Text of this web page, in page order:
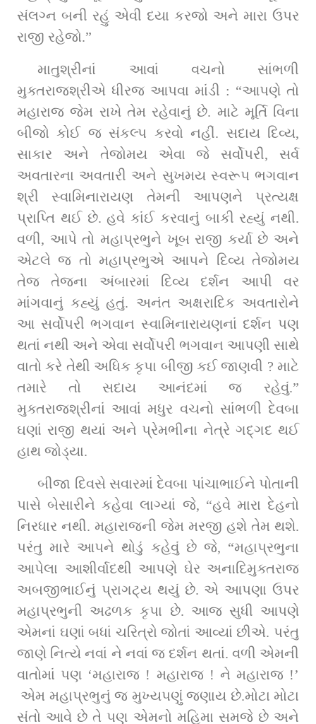
સંલગ્ન બની રહું એવી દયા કરજો અને મારા ઉપર
રાજી રહેજો.”
માતુશ્રીનાં આવાં વચનો સાંભળી
મુક્તરાજશ્રીએ ધીરજ આપવા માંડી : “આપણે તો
મહારાજ જેમ રાખે તેમ રહેવાનું છે. માટે મૂર્તિ વિના
બીજો કોઈ જ સંકલ્પ કરવો નહીં. સદાય દિવ્ય,
સાકાર અને તેજોમય એવા જે સર્વોપરી, સર્વ
અવતારના અવતારી અને સુખમય સ્વરૂપ ભગવાન
શ્રી સ્વામિનારાયણ તેમની આપણને પ્રત્યક્ષ
પ્રાપ્તિ થઈ છે. હવે કાંઈ કરવાનું બાકી રહ્યું નથી.
વળી, આપે તો મહાપ્રભુને ખૂબ રાજી કર્યા છે અને
એટલે જ તો મહાપ્રભુએ આપને દિવ્ય તેજોમય
તેજ તેજના અંબારમાં દિવ્ય દર્શન આપી વર
માંગવાનું કહ્યું હતું. અનંત અક્ષરાદિક અવતારોને
આ સર્વોપરી ભગવાન સ્વામિનારાયણનાં દર્શન પણ
થતાં નથી અને એવા સર્વોપરી ભગવાન આપણી સાથે
વાતો કરે તેથી અધિક કૃપા બીજી કઈ જાણવી ? માટે
તમારે તો સદાય આનંદમાં જ રહેવું.”
મુક્તરાજશ્રીનાં આવાં મધુર વચનો સાંભળી દેવબા
ઘણાં રાજી થયાં અને પ્રેમભીના નેત્રે ગદ્‌ગદ થઈ
હાથ જોડ્યા.
બીજા દિવસે સવારમાં દેવબા પાંચાભાઈને પોતાની
પાસે બેસારીને કહેવા લાગ્યાં જે, “હવે મારા દેહનો
નિરધાર નથી. મહારાજની જેમ મરજી હશે તેમ થશે.
પરંતુ મારે આપને થોડું કહેવું છે જે, “મહાપ્રભુના
આપેલા આશીર્વાદથી આપણે ઘેર અનાદિમુક્તરાજ
અબજીભાઈનું પ્રાગટ્ય થયું છે. એ આપણા ઉપર
મહાપ્રભુની અઢળક કૃપા છે. આજ સુધી આપણે
એમનાં ઘણાં બધાં ચરિત્રો જોતાં આવ્યાં છીએ. પરંતુ
જાણે નિત્યે નવાં ને નવાં જ દર્શન થતાં. વળી એમની
વાતોમાં પણ ‘મહારાજ ! મહારાજ ! ને મહારાજ !’
એમ મહાપ્રભુનું જ મુખ્યપણું જણાય છે.મોટા મોટા
સંતો આવે છે તે પણ એમનો મહિમા સમજે છે અને